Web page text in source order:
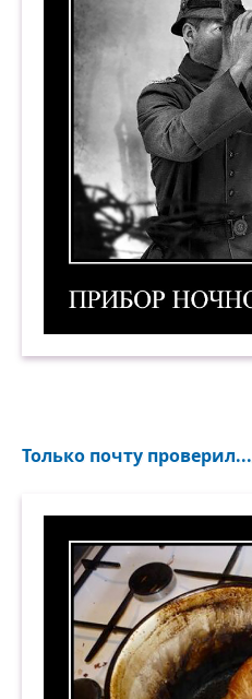
Только почту проверил...